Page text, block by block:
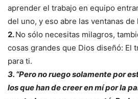
aprender el trabajo en equipo
del uno, y eso abre las ventanas de
2.No sólo necesitas milagros,
cosas grandes que Dios diseñó: El
para ti.
3. “Pero no ruego solamente por
los que han de creer en mí por la